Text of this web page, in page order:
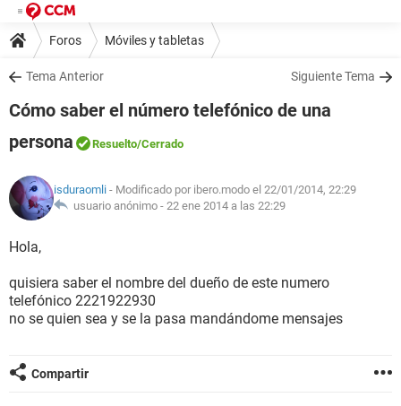
Foros Móviles y tabletas
Tema Anterior Siguiente Tema
Cómo saber el número telefónico de una
persona
Resuelto/Cerrado
isduraomli - Modificado por ibero.modo el 22/01/2014, 22:29
usuario anónimo - 22 ene 2014 a las 22:29
Hola,
quisiera saber el nombre del dueño de este numero
telefónico 2221922930
no se quien sea y se la pasa mandándome mensajes
Compartir